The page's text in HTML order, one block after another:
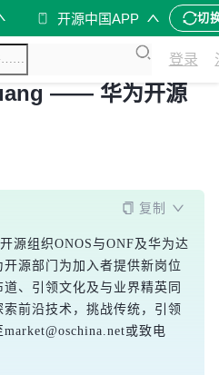
开源中国APP 切
登录
—— 华为开源
复制
源组织ONOS与ONF及华为达
源部门为加入者提供新岗位
、引领文化及与业界精英同
前沿技术，挑战传统，引领
或致电